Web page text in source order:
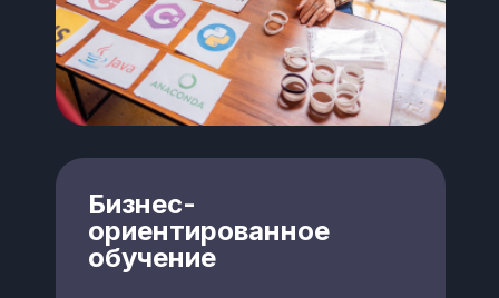
Бизнес-
ориентированное
обучение